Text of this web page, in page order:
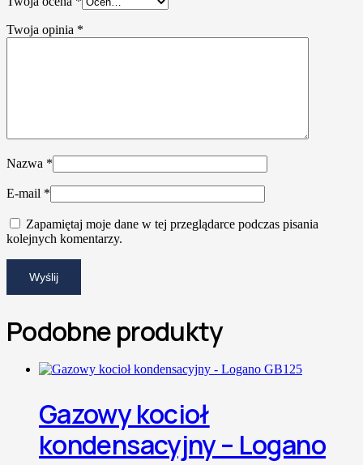
Twoja opinia *
Nazwa *
E-mail *
Zapamiętaj moje dane w tej przeglądarce podczas pisania
kolejnych komentarzy.
Podobne produkty
Gazowy kocioł
kondensacyjny – Logano